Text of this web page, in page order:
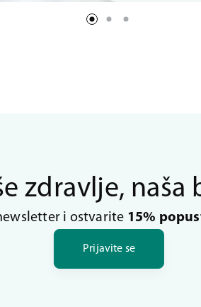
zdravlje, naša
i ostvarite 15%
Prijavite se